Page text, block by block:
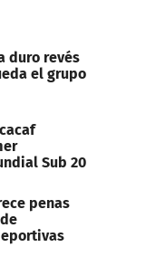
duro revés
el grupo
Sub 20
penas